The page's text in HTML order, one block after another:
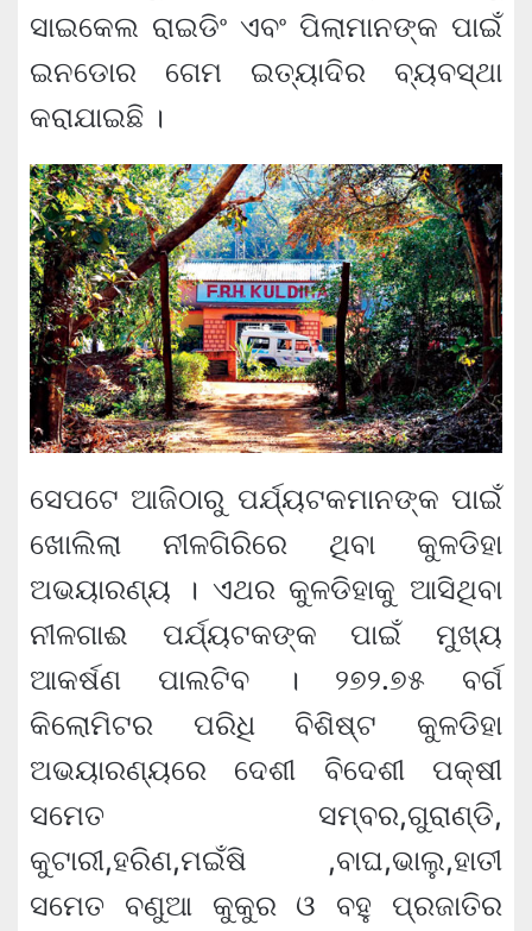
ସାଇକେଲ ରାଇଡିଂ ଏବଂ ପିଲାମାନଙ୍କ ପାଇଁ
ଇନଡୋର ଗେମ ଇତ୍ୟାଦିର ବ୍ୟବସ୍ଥା
କରାଯାଇଛି ।
ସେପଟେ ଆଜିଠାରୁ ପର୍ଯ୍ୟଟକମାନଙ୍କ ପାଇଁ
ଖୋଲିଲା ନୀଳଗିରିରେ ଥିବା କୁଳଡିହା
ଅଭୟାରଣ୍ୟ । ଏଥର କୁଳଡିହାକୁ ଆସିଥିବା
ନୀଳଗାଈ ପର୍ଯ୍ୟଟକଙ୍କ ପାଇଁ ମୁଖ୍ୟ
ଆକର୍ଷଣ ପାଲଟିବ । ୨୭୨.୭୫ ବର୍ଗ
କିଲୋମିଟର ପରିଧି ବିଶିଷ୍ଟ କୁଳଡିହା
ଅଭୟାରଣ୍ୟରେ ଦେଶୀ ବିଦେଶୀ ପକ୍ଷୀ
ସମେତ ସମ୍ବର,ଗୁରାଣ୍ଡି,
କୁଟାରୀ,ହରିଣ,ମଇଁଷି ,ବାଘ,ଭାଲୁ,ହାତୀ
ସମେତ ବଣୁଆ କୁକୁର ଓ ବହୁ ପ୍ରଜାତିର